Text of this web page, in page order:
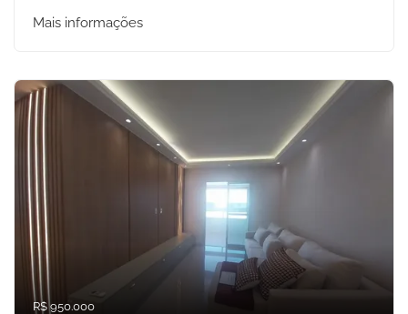
Mais informações
R$ 950.000